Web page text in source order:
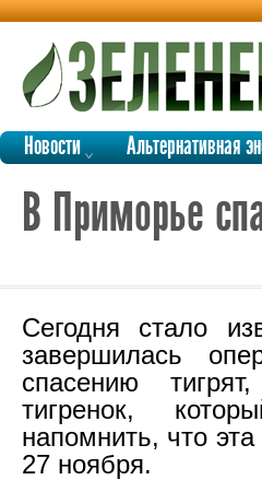
Новости Альтернативная
В Приморье
Сегодня стало
завершилась
спасению
тигренок,
напомнить, что
27 ноября.